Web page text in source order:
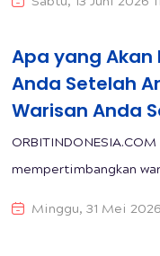
Apa yang
Anda Setelah
Warisan Anda
mempertimbangkan
Minggu, 31 Mei